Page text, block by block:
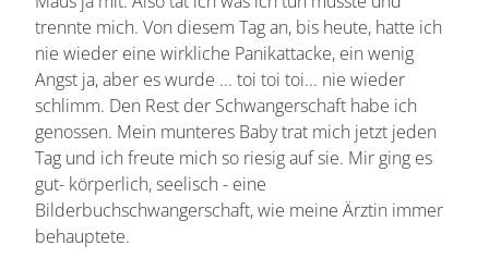
trennte mich. Von diesem Tag an, bis heute, hatte ich
nie wieder eine wirkliche Panikattacke, ein wenig
Angst ja, aber es wurde ... toi toi toi... nie wieder
schlimm. Den Rest der Schwangerschaft habe ich
genossen. Mein munteres Baby trat mich jetzt jeden
Tag und ich freute mich so riesig auf sie. Mir ging es
gut- körperlich, seelisch - eine
Bilderbuchschwangerschaft, wie meine Ärztin immer
behauptete.